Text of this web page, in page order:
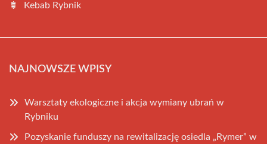
Kebab Rybnik
NAJNOWSZE WPISY
Warsztaty ekologiczne i akcja wymiany ubrań w
Rybniku
Pozyskanie funduszy na rewitalizację osiedla „Rymer” w